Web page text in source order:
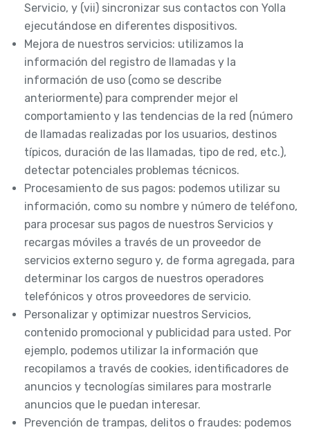
Servicio, y (vii) sincronizar sus contactos con Yolla
ejecutándose en diferentes dispositivos.
Mejora de nuestros servicios: utilizamos la
información del registro de llamadas y la
información de uso (como se describe
anteriormente) para comprender mejor el
comportamiento y las tendencias de la red (número
de llamadas realizadas por los usuarios, destinos
típicos, duración de las llamadas, tipo de red, etc.),
detectar potenciales problemas técnicos.
Procesamiento de sus pagos: podemos utilizar su
información, como su nombre y número de teléfono,
para procesar sus pagos de nuestros Servicios y
recargas móviles a través de un proveedor de
servicios externo seguro y, de forma agregada, para
determinar los cargos de nuestros operadores
telefónicos y otros proveedores de servicio.
Personalizar y optimizar nuestros Servicios,
contenido promocional y publicidad para usted. Por
ejemplo, podemos utilizar la información que
recopilamos a través de cookies, identificadores de
anuncios y tecnologías similares para mostrarle
anuncios que le puedan interesar.
Prevención de trampas, delitos o fraudes: podemos